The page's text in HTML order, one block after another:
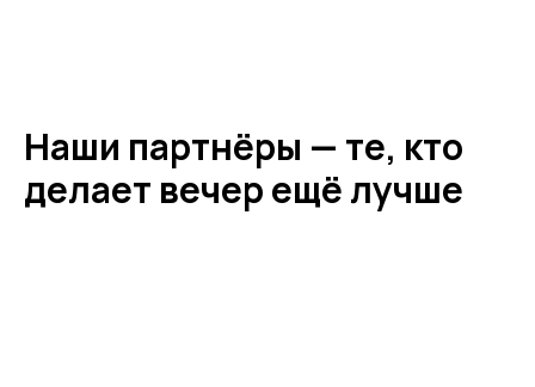
Наши партнёры — те, кто
делает вечер ещё лучше